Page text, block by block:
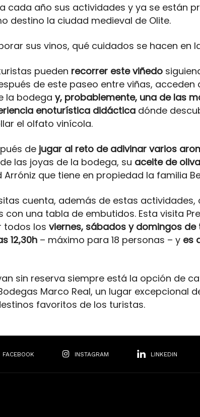
cada año sus actividades y ya se están
destino la ciudad medieval de Olite.
sus vinos, qué cuidados se hacen en
pueden recorrer este viñedo
de este paseo entre viñas, acceden
la bodega y, probablemente, una de las
enoturística didáctica dónde
el olfato vinícola.
de jugar al reto de adivinar varios
las joyas de la bodega, su aceite de
que tiene en propiedad la familia
cuenta, además de estas
una tabla de embutidos. Esta visita
todos los viernes, sábados y domingos
12,30h – máximo para 18 personas – y es
sin reserva siempre está la opción de
Marco Real, un lugar excepcional
favoritos de los turistas.
FACEBOOK INSTAGRAM LINKEDIN